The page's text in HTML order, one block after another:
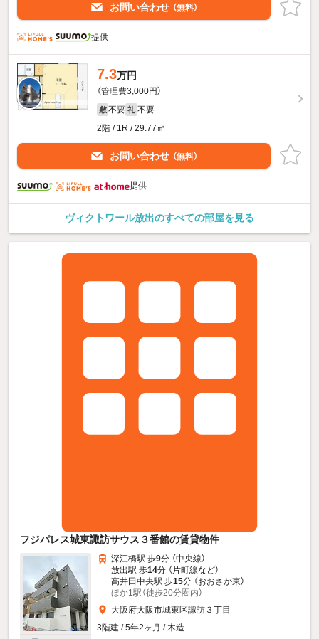
お問い合わせ （無料）
提供
7.3万円
（管理費3,000円）
敷 不要 礼 不要
2階 / 1R / 29.77㎡
お問い合わせ （無料）
提供
ヴィクトワール放出のすべての部屋を見る
フジパレス城東諏訪サウス３番館の賃貸物件
深江橋駅 歩9分 （中央線）
放出駅 歩14分 （片町線など）
高井田中央駅 歩15分 （おおさか東）
ほか1駅（徒歩20分圏内）
大阪府大阪市城東区諏訪３丁目
3階建 / 5年2ヶ月 / 木造